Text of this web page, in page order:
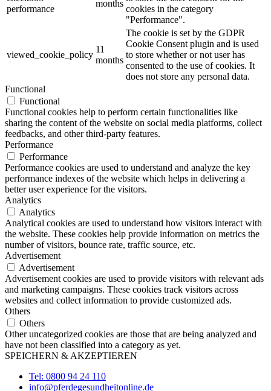
performance
months
cookies in the category
"Performance".
viewed_cookie_policy
11
months
The cookie is set by the GDPR
Cookie Consent plugin and is used
to store whether or not user has
consented to the use of cookies. It
does not store any personal data.
Functional
Functional
Functional cookies help to perform certain functionalities like
sharing the content of the website on social media platforms, collect
feedbacks, and other third-party features.
Performance
Performance
Performance cookies are used to understand and analyze the key
performance indexes of the website which helps in delivering a
better user experience for the visitors.
Analytics
Analytics
Analytical cookies are used to understand how visitors interact with
the website. These cookies help provide information on metrics the
number of visitors, bounce rate, traffic source, etc.
Advertisement
Advertisement
Advertisement cookies are used to provide visitors with relevant ads
and marketing campaigns. These cookies track visitors across
websites and collect information to provide customized ads.
Others
Others
Other uncategorized cookies are those that are being analyzed and
have not been classified into a category as yet.
SPEICHERN & AKZEPTIEREN
Tel: 0800 94 24 110
info@pferdegesundheitonline.de